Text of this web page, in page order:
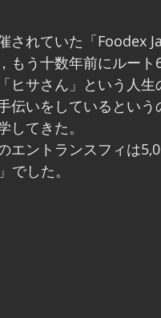
されていた「Foodex
もう十数年前にルー
ヒサさん」という人
伝いをしているとい
てきた。
エントランスフィは
した。